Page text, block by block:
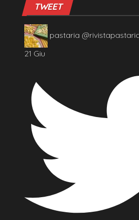
TWEET
pastaria
21 Giu